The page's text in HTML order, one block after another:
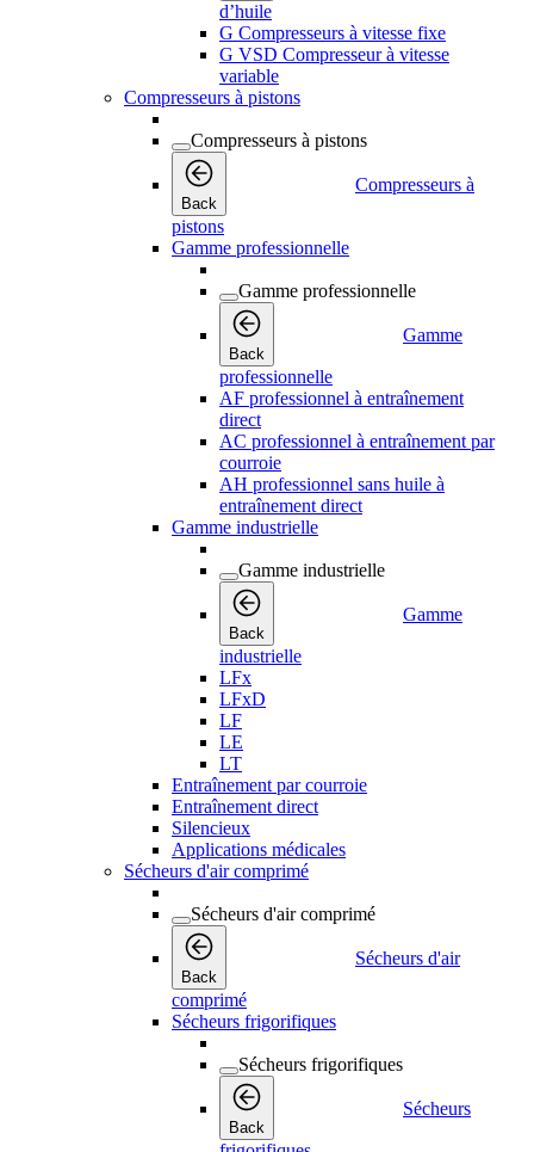
d’huile
G Compresseurs à vitesse fixe
G VSD Compresseur à vitesse
variable
Compresseurs à pistons
Compresseurs à pistons
Back
Compresseurs à
pistons
Gamme professionnelle
Gamme professionnelle
Back
Gamme
professionnelle
AF professionnel à entraînement
direct
AC professionnel à entraînement par
courroie
AH professionnel sans huile à
entraînement direct
Gamme industrielle
Gamme industrielle
Back
Gamme
industrielle
LFx
LFxD
LF
LE
LT
Entraînement par courroie
Entraînement direct
Silencieux
Applications médicales
Sécheurs d'air comprimé
Sécheurs d'air comprimé
Back
Sécheurs d'air
comprimé
Sécheurs frigorifiques
Sécheurs frigorifiques
Back
Sécheurs